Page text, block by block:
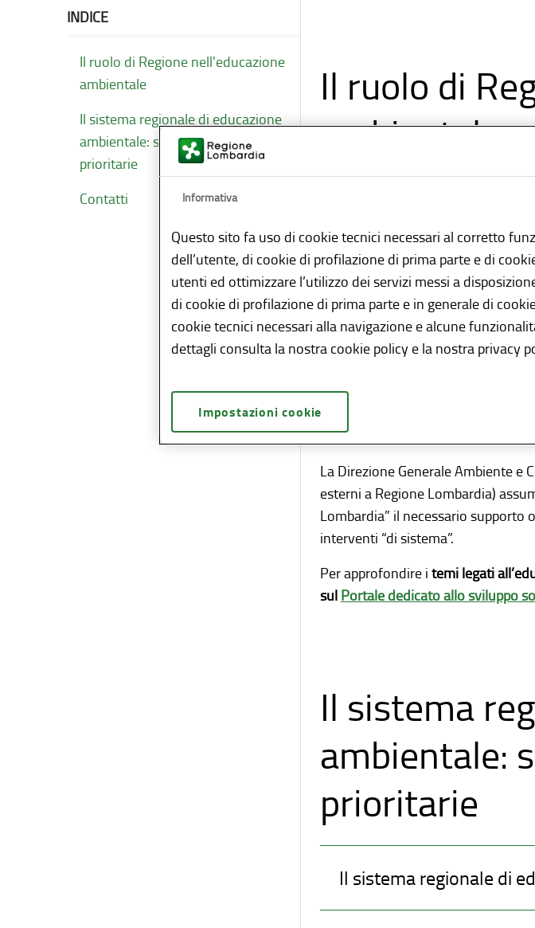
INDICE
Il ruolo di Regione nell'educazione
ambientale
Il sistema regionale di educazione
ambientale: strumenti e tematiche
prioritarie
Contatti
Il ruolo di
ambientale
Sotto il cappello di educazione
i processi di apprendimento,
tra uomo e ambiente.
Mediante la promozione di
lo scopo di valorizzare, in un
organizzazioni del terzo settore e
iniziative di educazione
pubblica amministrazione.
Il territorio regionale, infatti, nel
interlocutori con cui sono state
una visione qualificata
La Direzione Generale Ambiente
esterni a Regione Lombardia)
Lombardia” il necessario
interventi “di sistema”.
Per approfondire i temi legati
sul Portale dedicato allo sviluppo
Il sistema
ambientale:
prioritarie
Il sistema regionale di
Informativa
Questo sito fa uso di cookie tecnici necessari al corretto
dell’utente, di cookie di profilazione di prima parte e di
utenti ed ottimizzare l’utilizzo dei servizi messi a
di cookie di profilazione di prima parte e in generale di
cookie tecnici necessari alla navigazione e alcune
dettagli consulta la nostra cookie policy e la nostra privacy
Impostazioni cookie